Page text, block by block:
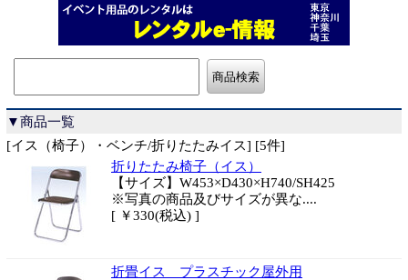
▼商品一覧
[イス（椅子）・ベンチ/折りたたみイス] [5件]
折りたたみ椅子（イス）
【サイズ】W453×D430×H740/SH425
※写真の商品及びサイズが異な....
[ ￥330(税込) ]
折畳イス プラスチック屋外用